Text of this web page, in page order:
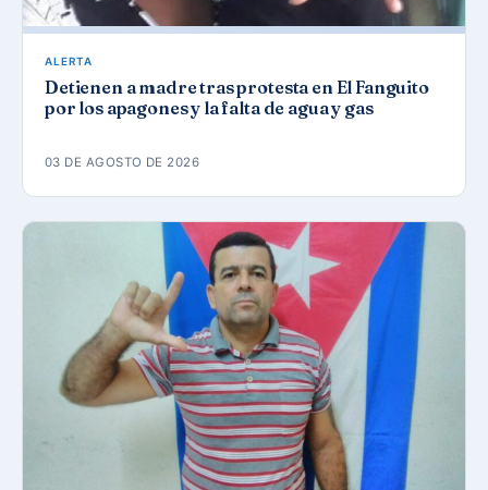
ALERTA
Detienen a madre tras protesta en El Fanguito
por los apagones y la falta de agua y gas
03 DE AGOSTO DE 2026